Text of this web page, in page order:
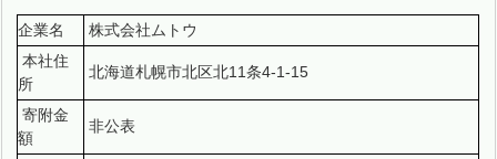
企業名
株式会社ムトウ
本社住
所
北海道札幌市北区北11条4-1-15
寄附金
額
非公表